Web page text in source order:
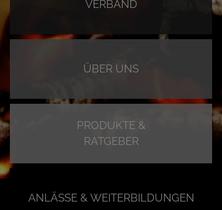
VERBAND
ÜBER UNS
PRODUKTE &
RATGEBER
ANLÄSSE & WEITERBILDUNGEN